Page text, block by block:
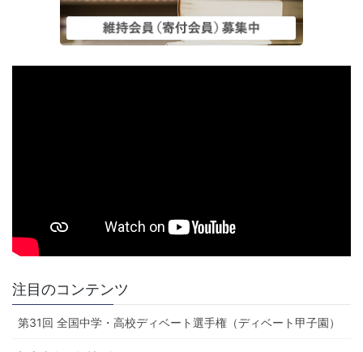
注目のコンテンツ
第31回 全国中学・高校ディベート選手権（ディベート甲子園）